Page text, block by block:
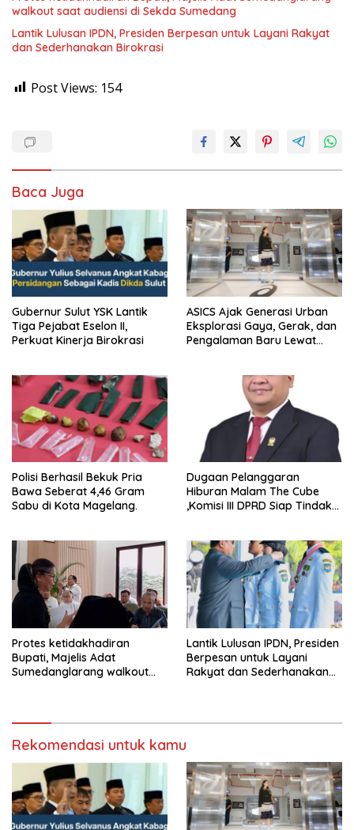
walkout saat audiensi di Sekda Sumedang
Lantik Lulusan IPDN, Presiden Berpesan untuk Layani Rakyat
dan Sederhanakan Birokrasi
Post Views: 154
Baca Juga
Gubernur Sulut YSK Lantik
Tiga Pejabat Eselon II,
Perkuat Kinerja Birokrasi
ASICS Ajak Generasi Urban
Eksplorasi Gaya, Gerak, dan
Pengalaman Baru Lewat
Polisi Berhasil Bekuk Pria
Bawa Seberat 4,46 Gram
Sabu di Kota Magelang.
Dugaan Pelanggaran
Hiburan Malam The Cube
,Komisi III DPRD Siap Tindak
Protes ketidakhadiran
Bupati, Majelis Adat
Sumedanglarang walkout
Lantik Lulusan IPDN, Presiden
Berpesan untuk Layani
Rakyat dan Sederhanakan
Rekomendasi untuk kamu